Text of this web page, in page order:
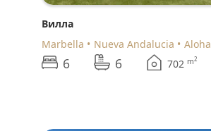
Вилла
Marbella
Nueva Andalucia Aloha
6 6 702 m2